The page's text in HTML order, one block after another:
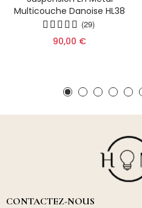
Multicouche Danoise HL38
(29)
90,00 €
CONTACTEZ-NOUS